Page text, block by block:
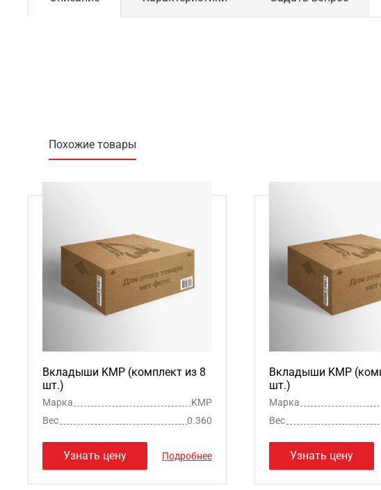
Похожие товары
Вкладыши KMP (комплект из 8
шт.)
Марка
KMP
Вес
0.360
Узнать цену Подробнее
Вкладыши KMP
шт.)
Марка
Вес
Узнать цену